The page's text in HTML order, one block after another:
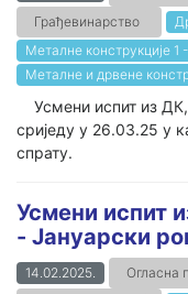
Грађевинарство
Металне конструкције 1
Металне и дрвене
Усмени испит из
сриједу у 26.03.25 у
спрату.
Усмени испит
- Јануарски
14.02.2025. Огласна